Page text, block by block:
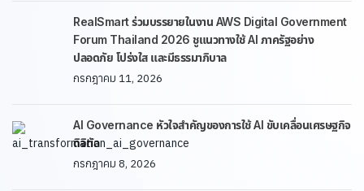
RealSmart ร่วมบรรยายในงาน AWS Digital Government
Forum Thailand 2026 ชูแนวทางใช้ AI ภาครัฐอย่าง
ปลอดภัย โปร่งใส และมีธรรมาภิบาล
กรกฎาคม 11, 2026
AI Governance หัวใจสำคัญของการใช้ AI ขับเคลื่อนเศรษฐกิจ
ดิจิทัล
กรกฎาคม 8, 2026